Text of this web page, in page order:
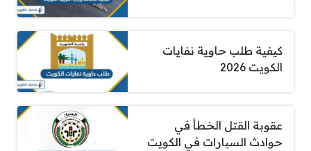
كيفية طلب حاوية نفايات
الكويت 2026
عقوبة القتل الخطأ في
حوادث السيارات في الكويت